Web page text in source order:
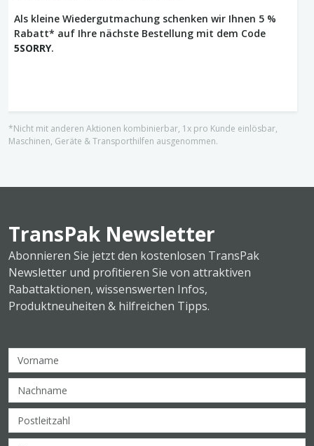
Als kleine Wiedergutmachung schenken wir Ihnen 5 %
Rabatt* auf Ihre nächste Bestellung mit dem Code
5SORRY.
*Nicht mit anderen Aktionen kombinierbar, 1x pro Kunde einlösbar,
Maschinen, Geräte & Transporthilfen ausgenommen.
TransPak Newsletter
Abonnieren Sie jetzt den kostenlosen TransPak
Newsletter und profitieren Sie von attraktiven
Rabattaktionen, wissenswerten Infos,
Produktneuheiten & hilfreichen Tipps.